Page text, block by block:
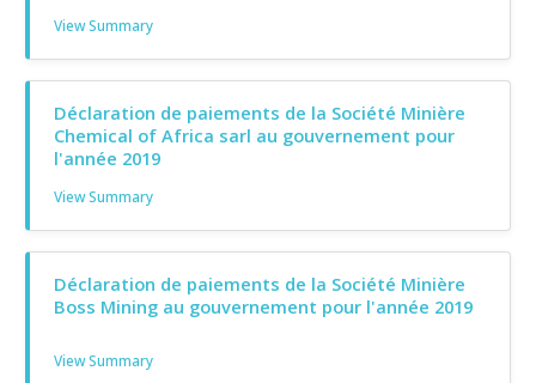
View Summary
Déclaration de paiements de la Société Minière
Chemical of Africa sarl au gouvernement pour
l'année 2019
View Summary
Déclaration de paiements de la Société Minière
Boss Mining au gouvernement pour l'année 2019
View Summary